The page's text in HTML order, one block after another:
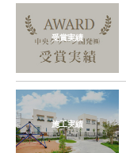
受賞実績
施工実績